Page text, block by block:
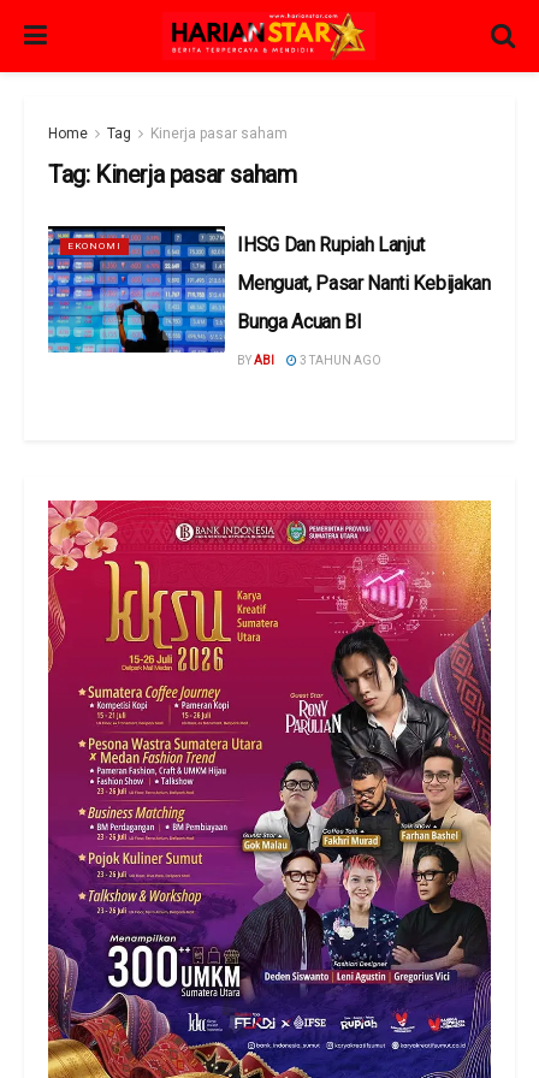
Home Tag Kinerja pasar saham
Tag: Kinerja pasar saham
EKONOMI
IHSG Dan Rupiah Lanjut
Menguat, Pasar Nanti Kebijakan
Bunga Acuan BI
BYABI 3 TAHUN AGO